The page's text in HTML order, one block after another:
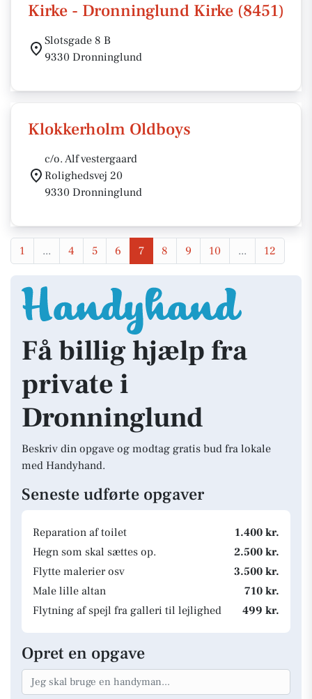
Kirke - Dronninglund Kirke (8451)
Slotsgade 8 B
9330 Dronninglund
Klokkerholm Oldboys
c/o. Alf vestergaard
Rolighedsvej 20
9330 Dronninglund
1 ... 4 5 6 7 8 9 10 ... 12
Få billig hjælp fra
private i
Dronninglund
Beskriv din opgave og modtag gratis bud fra lokale
med Handyhand.
Seneste udførte opgaver
Reparation af toilet
1.400 kr.
Hegn som skal sættes op.
2.500 kr.
Flytte malerier osv
3.500 kr.
Male lille altan
710 kr.
Flytning af spejl fra galleri til lejlighed
499 kr.
Opret en opgave